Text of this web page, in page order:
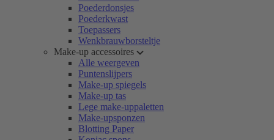
Poederdonsjes
Poederkwast
Toepassers
Wenkbrauwborsteltje
Make-up accessoires
Alle weergeven
Puntenslijpers
Make-up spiegels
Make-up tas
Lege make-uppaletten
Make-upsponzen
Blotting Paper